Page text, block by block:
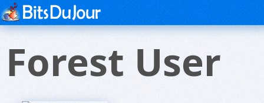
Forest User